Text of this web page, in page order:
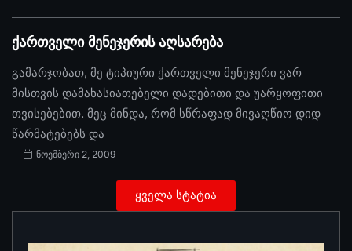
ქართველი მენეჯერის აღსარება
გამარჯობათ, მე ტიპიური ქართველი მენეჯერი ვარ
მისთვის დამახასიათებელი დადებითი და უარყოფითი
თვისებებით. მეც მინდა, რომ სწრაფად მივაღწიო დიდ
წარმატებებს და
ნოემბერი 2, 2009
ყველა სტატია